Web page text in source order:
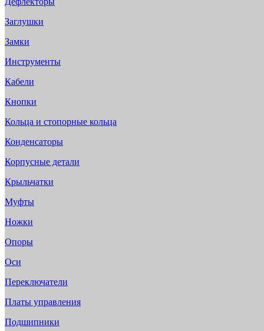
Заглушки
Замки
Инструменты
Кабели
Кнопки
Кольца и стопорные кольца
Конденсаторы
Корпусные детали
Крыльчатки
Муфты
Ножки
Опоры
Оси
Переключатели
Платы управления
Подшипники